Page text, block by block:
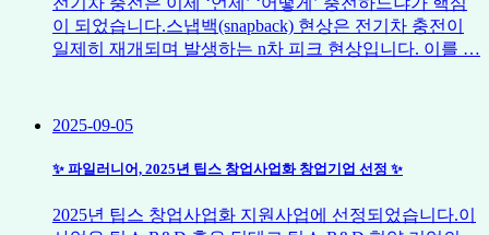
이 되었습니다.스냅백(snapback) 현상은 전기차 충전이
일제히 재개되며 발생하는 n차 피크 현상입니다. 이를 …
2025-09-05
✨ 파일러니어, 2025년 팁스 창업사업화 창업기업 선정 ✨
2025년 팁스 창업사업화 지원사업에 선정되었습니다.이